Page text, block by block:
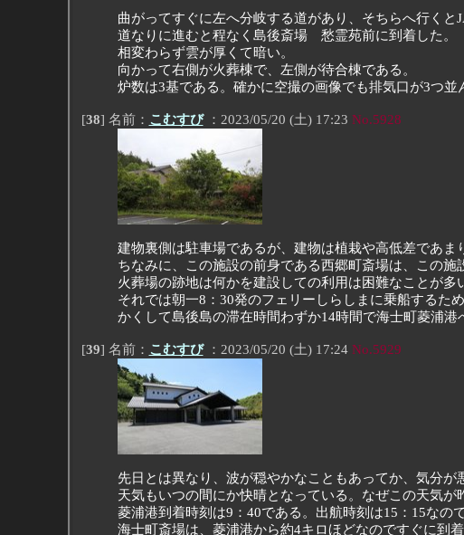
曲がってすぐに左へ分岐する道があり、そちらへ行く
道なりに進むと程なく島後斎場 愁霊苑前に到着した。
相変わらず雲が厚くて暗い。
向かって右側が火葬棟で、左側が待合棟である。
炉数は3基である。確かに空撮の画像でも排気口が3つ並
[38] 名前： こむすび：2023/05/20 (土) 17:23 No.5928
建物裏側は駐車場であるが、建物は植栽や高低差であま
ちなみに、この施設の前身である西郷町斎場は、この
火葬場の跡地は何かを建設しての利用は困難なことが多
それでは朝一8：30発のフェリーしらしまに乗船するた
かくして島後島の滞在時間わずか14時間で海士町菱浦港
[39] 名前： こむすび：2023/05/20 (土) 17:24 No.5929
先日とは異なり、波が穏やかなこともあってか、気分が
天気もいつの間にか快晴となっている。なぜこの天気が
菱浦港到着時刻は9：40である。出航時刻は15：15なの
海士町斎場は、菱浦港から約4キロほどなのですぐに到着